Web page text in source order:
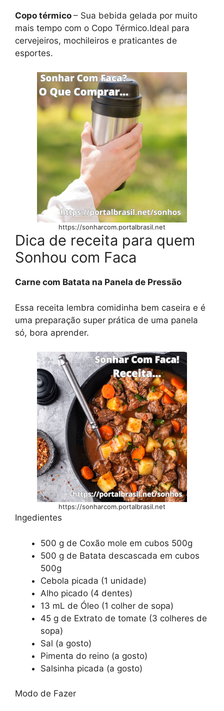
Copo térmico – Sua bebida gelada por muito
mais tempo com o Copo Térmico.Ideal para
cervejeiros, mochileiros e praticantes de
esportes.
https://sonharcom.portalbrasil.net
Dica de receita para quem
Sonhou com Faca
Carne com Batata na Panela de Pressão
Essa receita lembra comidinha bem caseira e é
uma preparação super prática de uma panela
só, bora aprender.
https://sonharcom.portalbrasil.net
Ingedientes
500 g de Coxão mole em cubos 500g
500 g de Batata descascada em cubos
500g
Cebola picada (1 unidade)
Alho picado (4 dentes)
13 mL de Óleo (1 colher de sopa)
45 g de Extrato de tomate (3 colheres de
sopa)
Sal (a gosto)
Pimenta do reino (a gosto)
Salsinha picada (a gosto)
Modo de Fazer